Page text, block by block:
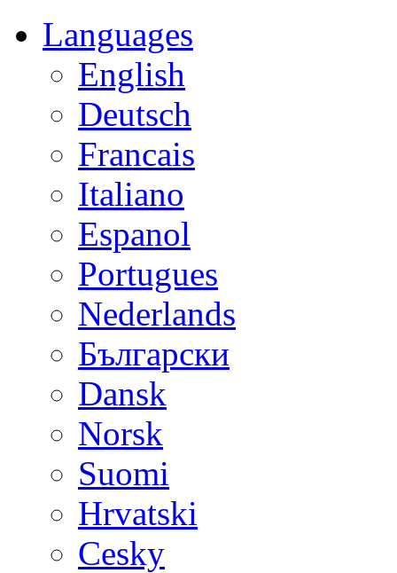
Languages
English
Deutsch
Francais
Italiano
Espanol
Portugues
Nederlands
Български
Dansk
Norsk
Suomi
Hrvatski
Cesky